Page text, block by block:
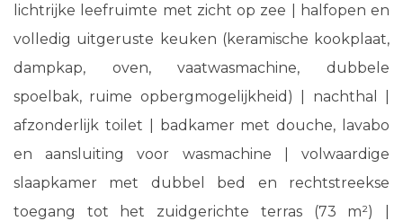
lichtrijke leefruimte met zicht op zee | halfopen en
volledig uitgeruste keuken (keramische kookplaat,
dampkap, oven, vaatwasmachine, dubbele
spoelbak, ruime opbergmogelijkheid) | nachthal |
afzonderlijk toilet | badkamer met douche, lavabo
en aansluiting voor wasmachine | volwaardige
slaapkamer met dubbel bed en rechtstreekse
toegang tot het zuidgerichte terras (73 m²) |